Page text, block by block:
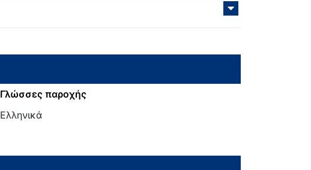
Γλώσσες παροχής
Ελληνικά